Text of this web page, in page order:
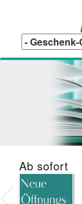
Ab sofort